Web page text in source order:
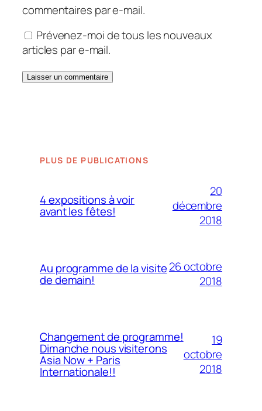
commentaires par e-mail.
Prévenez-moi de tous les nouveaux
articles par e-mail.
PLUS DE PUBLICATIONS
4 expositions à voir
avant les fêtes!
20
décembre
2018
Au programme de la visite
de demain!
26 octobre
2018
Changement de programme!
Dimanche nous visiterons
Asia Now + Paris
Internationale!!
19
octobre
2018